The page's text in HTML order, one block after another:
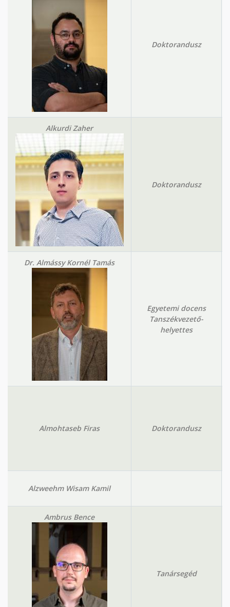
Doktorandusz
Alkurdi Zaher
Doktorandusz
Dr. Almássy Kornél Tamás
Egyetemi docens
Tanszékvezető-
helyettes
Almohtaseb Firas Doktorandusz
Alzweehm Wisam Kamil
Ambrus Bence
Tanársegéd